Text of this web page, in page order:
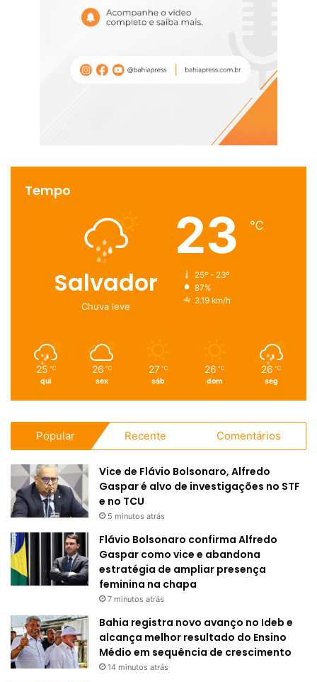
Tempo
Salvador
Chuva leve
23 ℃
25º - 23º
87%
3.19 km/h
25 ℃
qui
26 ℃
sex
27 ℃
sáb
26 ℃
dom
26 ℃
seg
Popular Recente Comentários
Vice de Flávio Bolsonaro, Alfredo
Gaspar é alvo de investigações no STF
e no TCU
5 minutos atrás
Flávio Bolsonaro confirma Alfredo
Gaspar como vice e abandona
estratégia de ampliar presença
feminina na chapa
7 minutos atrás
Bahia registra novo avanço no Ideb e
alcança melhor resultado do Ensino
Médio em sequência de crescimento
14 minutos atrás